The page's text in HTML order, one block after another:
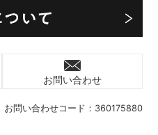
お問い合わせコード： 360175880
お問い合わせ